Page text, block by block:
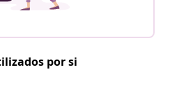
por si